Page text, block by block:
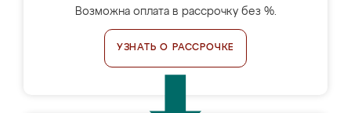
Возможна оплата в рассрочку без %.
УЗНАТЬ О РАССРОЧКЕ